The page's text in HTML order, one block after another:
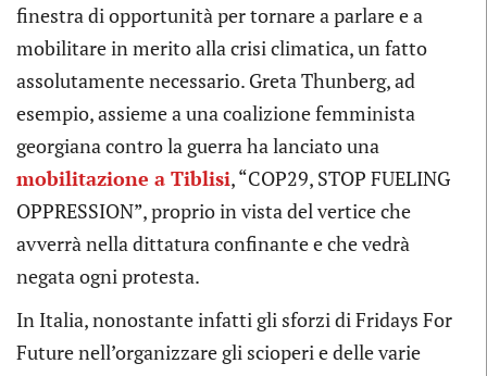
finestra di opportunità per tornare a parlare e a
mobilitare in merito alla crisi climatica, un fatto
assolutamente necessario. Greta Thunberg, ad
esempio, assieme a una coalizione femminista
georgiana contro la guerra ha lanciato una
mobilitazione a Tiblisi, “COP29, STOP FUELING
OPPRESSION”, proprio in vista del vertice che
avverrà nella dittatura confinante e che vedrà
negata ogni protesta.
In Italia, nonostante infatti gli sforzi di Fridays For
Future nell’organizzare gli scioperi e delle varie